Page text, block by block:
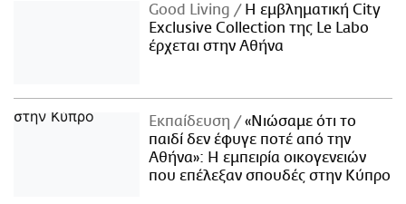
Good Living
Η εμβληματική City
Exclusive Collection της Le Labo
έρχεται στην Αθήνα
Εκπαίδευση
«Νιώσαμε ότι το
παιδί δεν έφυγε ποτέ από την
Αθήνα»: Η εμπειρία οικογενειών
που επέλεξαν σπουδές στην Κύπρο